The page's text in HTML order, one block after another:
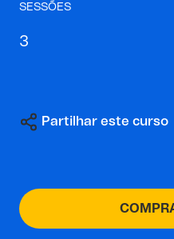
SESSÕES
3
Partilhar este curso